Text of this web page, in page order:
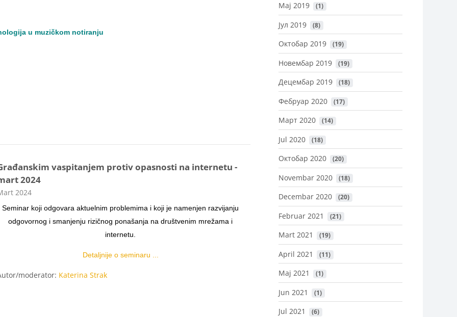
u muzičkom notiranju
vaspitanjem protiv opasnosti na internetu -
2024
kursa
2024
Seminar koji odgovara aktuelnim problemima i koji je namenjen razvijanju
odgovornog i smanjenju rizičnog ponašanja na društvenim mrežama i
internetu.
Detaljnije o seminaru ...
moderator: Katerina Strak
Мај 2019 (1)
Јул 2019 (8)
Октобар 2019 (19)
Новембар 2019 (19)
Децембар 2019 (18)
Фебруар 2020 (17)
Март 2020 (14)
Jul 2020 (18)
Октобар 2020 (20)
Novembar 2020 (18)
Decembar 2020 (20)
Februar 2021 (21)
Mart 2021 (19)
April 2021 (11)
Maj 2021 (1)
Jun 2021 (1)
Jul 2021 (6)